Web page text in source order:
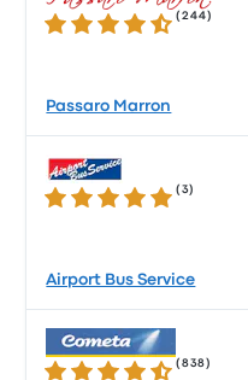
4.3 su 5 stelle (244 )
Passaro Marron
5.0 su 5 stelle (3)
Airport Bus Service
4.3 su 5 stelle (838 )